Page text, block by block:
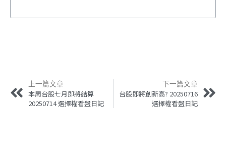
上一篇文章
本周台股七月即將結算
20250714 選擇權看盤日記
下一篇文章
台股即將創新高? 20250716
選擇權看盤日記